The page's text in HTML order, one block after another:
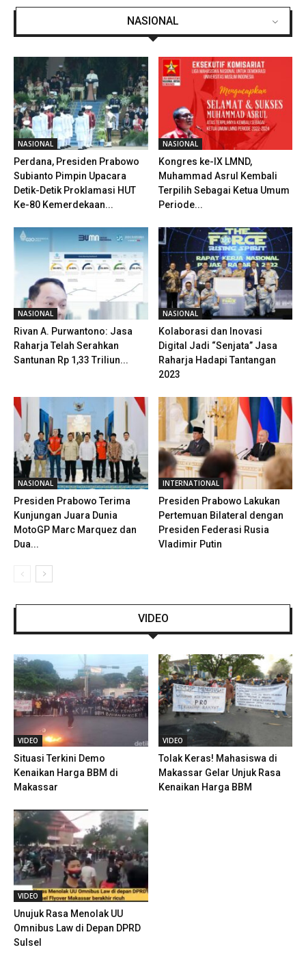
NASIONAL
NASIONAL
Perdana, Presiden Prabowo
Subianto Pimpin Upacara
Detik-Detik Proklamasi HUT
Ke-80 Kemerdekaan...
NASIONAL
Kongres ke-IX LMND,
Muhammad Asrul Kembali
Terpilih Sebagai Ketua Umum
Periode...
NASIONAL
Rivan A. Purwantono: Jasa
Raharja Telah Serahkan
Santunan Rp 1,33 Triliun...
NASIONAL
Kolaborasi dan Inovasi
Digital Jadi “Senjata” Jasa
Raharja Hadapi Tantangan
2023
NASIONAL
Presiden Prabowo Terima
Kunjungan Juara Dunia
MotoGP Marc Marquez dan
Dua...
INTERNATIONAL
Presiden Prabowo Lakukan
Pertemuan Bilateral dengan
Presiden Federasi Rusia
Vladimir Putin
VIDEO
VIDEO
Situasi Terkini Demo
Kenaikan Harga BBM di
Makassar
VIDEO
Tolak Keras! Mahasiswa di
Makassar Gelar Unjuk Rasa
Kenaikan Harga BBM
VIDEO
Unujuk Rasa Menolak UU
Omnibus Law di Depan DPRD
Sulsel